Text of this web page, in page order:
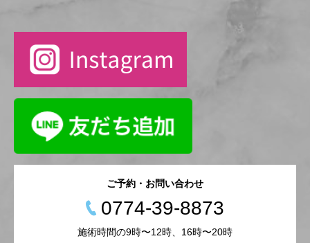
ご予約・お問い合わせ
0774-39-8873
施術時間の9時〜12時、16時〜20時